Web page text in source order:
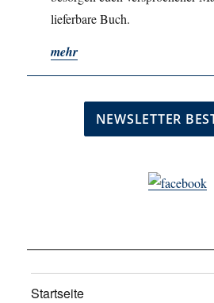
lieferbare Buch.
mehr
Startseite